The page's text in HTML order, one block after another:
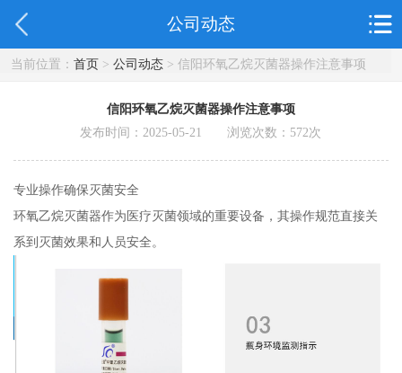
公司动态
当前位置： 首页> 公司动态> 信阳环氧乙烷灭菌器操作注意事项
信阳环氧乙烷灭菌器操作注意事项
发布时间：2025-05-21 浏览次数： 572次
专业操作确保灭菌安全
环氧乙烷灭菌器作为医疗灭菌领域的重要设备，其操作规范直接关
系到灭菌效果和人员安全。